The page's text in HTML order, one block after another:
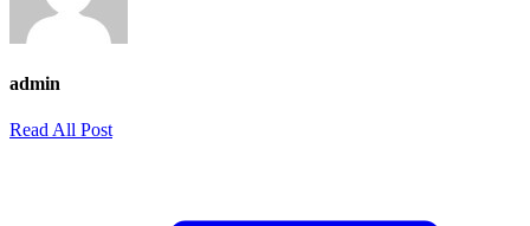
admin
Read All Post